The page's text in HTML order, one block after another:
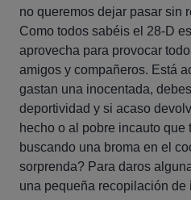
no queremos dejar pasar sin
Como todos sabéis el 28-D
aprovecha para provocar
amigos y compañeros. Está
gastan una inocentada,
deportividad y si acaso
hecho o al pobre incauto
buscando una broma en el
sorprenda? Para daros
una pequeña recopilación de